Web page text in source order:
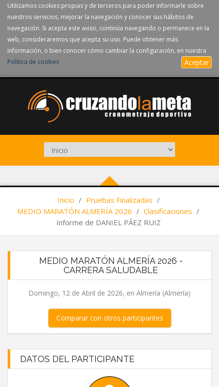
Utilizamos cookies propias y de terceros para poder informarle sobre
nuestros servicios, mejorar la navegación y conocer sus hábitos de
navegación. Si acepta este aviso, continúa navegando o permanece en la
web, consideraremos que acepta su uso. Puede obtener más
información, o bien conocer cómo cambiar la configuración, en nuestra
Política de cookies. Aceptar
Inicio / Pruebas Finalizadas /
MEDIO MARATÓN ALMERÍA 2026 / Clasificaciones /
Informe de DANIEL PÁEZ RUIZ
MEDIO MARATÓN ALMERÍA 2026 -
CARRERA SALUDABLE
Domingo, 12 de Abril de 2026, en Almería (Almería)
Comparar con otros participantes
DATOS DEL PARTICIPANTE